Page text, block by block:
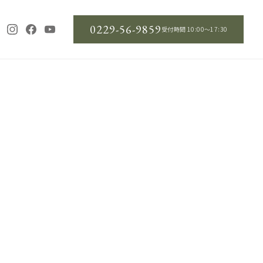
0229-56-9859 受付時間 10:00〜17:30